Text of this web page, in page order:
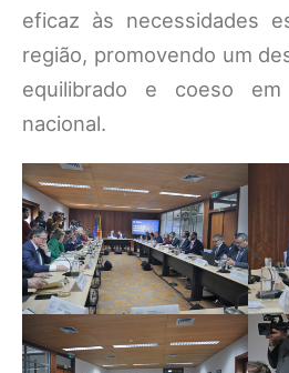
eficaz às necessidades
região, promovendo um
equilibrado e coeso
nacional.